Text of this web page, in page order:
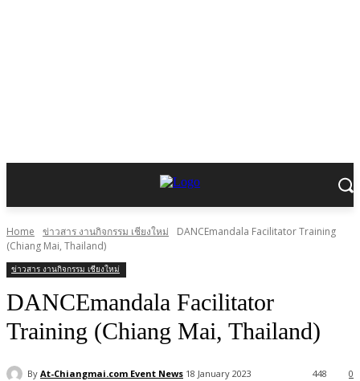
Home ข่าวสาร งานกิจกรรม เชียงใหม่
DANCEmandala Facilitator Training
(Chiang Mai, Thailand)
ข่าวสาร งานกิจกรรม เชียงใหม่
DANCEmandala Facilitator
Training (Chiang Mai, Thailand)
By At-Chiangmai.com Event News 18 January 2023 0
448